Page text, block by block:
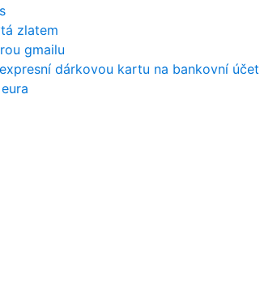
zlatem
gmailu
dárkovou kartu na bankovní účet